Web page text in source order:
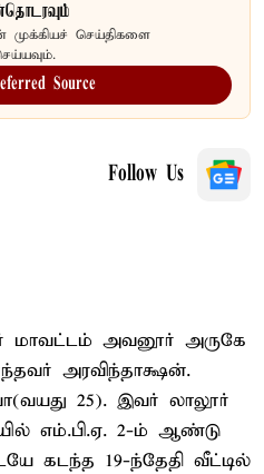
முக்கியச் செய்திகளை
Source
Follow Us
மாவட்டம் அவனூர் அருகே
அரவிந்தாக்ஷன்.
25). இவர் லாலூர்
எம்.பி.ஏ. 2-ம் ஆண்டு
கடந்த 19-ந்தேதி வீட்டில்